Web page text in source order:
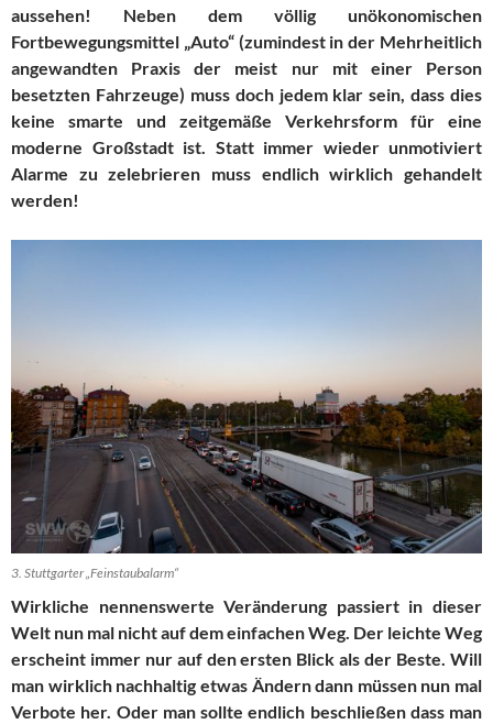
aussehen! Neben dem völlig unökonomischen
Fortbewegungsmittel „Auto“ (zumindest in der Mehrheitlich
angewandten Praxis der meist nur mit einer Person
besetzten Fahrzeuge) muss doch jedem klar sein, dass dies
keine smarte und zeitgemäße Verkehrsform für eine
moderne Großstadt ist. Statt immer wieder unmotiviert
Alarme zu zelebrieren muss endlich wirklich gehandelt
werden!
3. Stuttgarter „Feinstaubalarm“
Wirkliche nennenswerte Veränderung passiert in dieser
Welt nun mal nicht auf dem einfachen Weg. Der leichte Weg
erscheint immer nur auf den ersten Blick als der Beste. Will
man wirklich nachhaltig etwas Ändern dann müssen nun mal
Verbote her. Oder man sollte endlich beschließen dass man